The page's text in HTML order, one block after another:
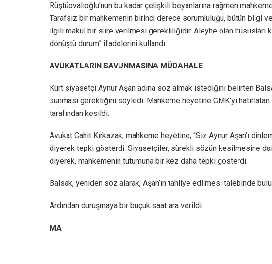
Rüştüovalıoğlu’nun bu kadar çelişkili beyanlarına rağmen
Tarafsız bir mahkemenin birinci derece sorumluluğu, bütün bilgi
ilgili makul bir süre verilmesi gerekliliğidir. Aleyhe olan hususları
dönüştü durum” ifadelerini kullandı.
AVUKATLARIN SAVUNMASINA MÜDAHALE
Kürt siyasetçi Aynur Aşan adına söz almak istediğini belirten
sunması gerektiğini söyledi. Mahkeme heyetine CMK’yı
tarafından kesildi.
Avukat Cahit Kırkazak, mahkeme heyetine, “Siz Aynur Aşan’ı
diyerek tepki gösterdi. Siyasetçiler, sürekli sözün kesilmesine
diyerek, mahkemenin tutumuna bir kez daha tepki gösterdi.
Balsak, yeniden söz alarak, Aşan’ın tahliye edilmesi talebinde
Ardından duruşmaya bir buçuk saat ara verildi.
MA